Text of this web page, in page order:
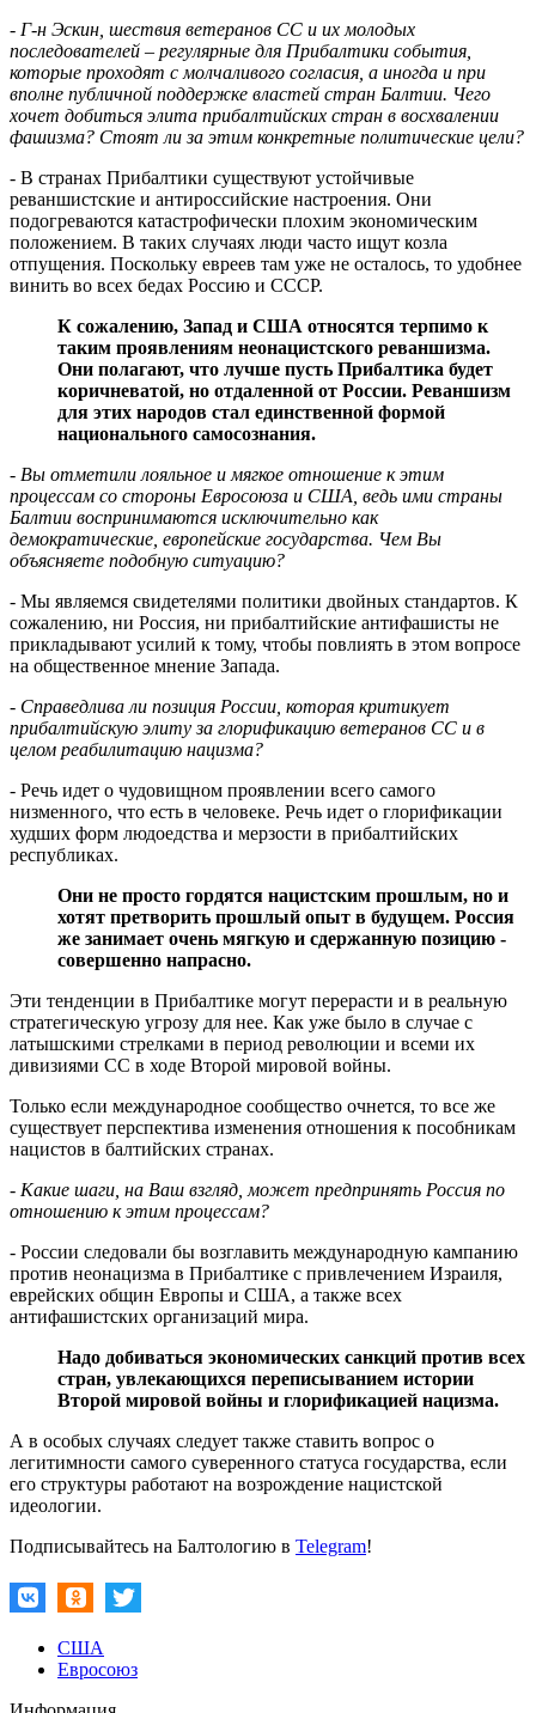
- Г-н Эскин, шествия ветеранов СС и их молодых
последователей – регулярные для Прибалтики события,
которые проходят с молчаливого согласия, а иногда и при
вполне публичной поддержке властей стран Балтии. Чего
хочет добиться элита прибалтийских стран в восхвалении
фашизма? Стоят ли за этим конкретные политические цели?
- В странах Прибалтики существуют устойчивые
реваншистские и антироссийские настроения. Они
подогреваются катастрофически плохим экономическим
положением. В таких случаях люди часто ищут козла
отпущения. Поскольку евреев там уже не осталось, то удобнее
винить во всех бедах Россию и СССР.
К сожалению, Запад и США относятся терпимо к
таким проявлениям неонацистского реваншизма.
Они полагают, что лучше пусть Прибалтика будет
коричневатой, но отдаленной от России. Реваншизм
для этих народов стал единственной формой
национального самосознания.
- Вы отметили лояльное и мягкое отношение к этим
процессам со стороны Евросоюза и США, ведь ими страны
Балтии воспринимаются исключительно как
демократические, европейские государства. Чем Вы
объясняете подобную ситуацию?
- Мы являемся свидетелями политики двойных стандартов. К
сожалению, ни Россия, ни прибалтийские антифашисты не
прикладывают усилий к тому, чтобы повлиять в этом вопросе
на общественное мнение Запада.
- Справедлива ли позиция России, которая критикует
прибалтийскую элиту за глорификацию ветеранов СС и в
целом реабилитацию нацизма?
- Речь идет о чудовищном проявлении всего самого
низменного, что есть в человеке. Речь идет о глорификации
худших форм людоедства и мерзости в прибалтийских
республиках.
Они не просто гордятся нацистским прошлым, но и
хотят претворить прошлый опыт в будущем. Россия
же занимает очень мягкую и сдержанную позицию -
совершенно напрасно.
Эти тенденции в Прибалтике могут перерасти и в реальную
стратегическую угрозу для нее. Как уже было в случае с
латышскими стрелками в период революции и всеми их
дивизиями СС в ходе Второй мировой войны.
Только если международное сообщество очнется, то все же
существует перспектива изменения отношения к пособникам
нацистов в балтийских странах.
- Какие шаги, на Ваш взгляд, может предпринять Россия по
отношению к этим процессам?
- России следовали бы возглавить международную кампанию
против неонацизма в Прибалтике с привлечением Израиля,
еврейских общин Европы и США, а также всех
антифашистских организаций мира.
Надо добиваться экономических санкций против всех
стран, увлекающихся переписыванием истории
Второй мировой войны и глорификацией нацизма.
А в особых случаях следует также ставить вопрос о
легитимности самого суверенного статуса государства, если
его структуры работают на возрождение нацистской
идеологии.
Подписывайтесь на Балтологию в Telegram!
США
Евросоюз